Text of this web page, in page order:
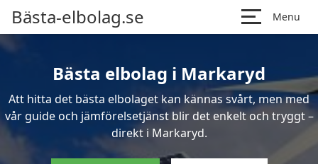
Bästa-elbolag.se Menu
Bästa elbolag i Markaryd
Att hitta det bästa elbolaget kan kännas svårt, men med
vår guide och jämförelsetjänst blir det enkelt och tryggt –
direkt i Markaryd.